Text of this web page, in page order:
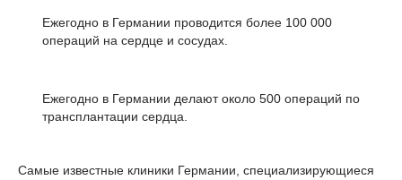
Ежегодно в Германии проводится более 100 000
операций на сердце и сосудах.
Ежегодно в Германии делают около 500 операций по
трансплантации сердца.
Самые известные клиники Германии, специализирующиеся